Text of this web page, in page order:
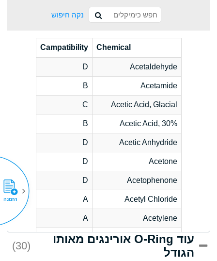
נקה חיפוש
Chemical
Campatibility
Acetaldehyde
D
Acetamide
B
Acetic Acid, Glacial
C
Acetic Acid, 30%
B
Acetic Anhydride
D
Acetone
D
Acetophenone
D
Acetyl Chloride
A
Acetylene
A
Acrlylonitrile
C
Adipic Acid
עוד O-Ring אורינגים מאותו
הגודל
(30)
הזמנה